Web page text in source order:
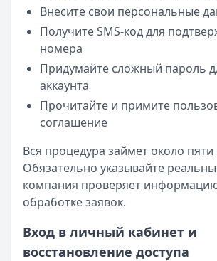
Внесите свои персональные
Получите SMS-код для
номера
Придумайте сложный пароль
аккаунта
Прочитайте и примите
соглашение
Вся процедура займет около пяти
Обязательно указывайте
компания проверяет
обработке заявок.
Вход в личный кабинет и
восстановление доступа